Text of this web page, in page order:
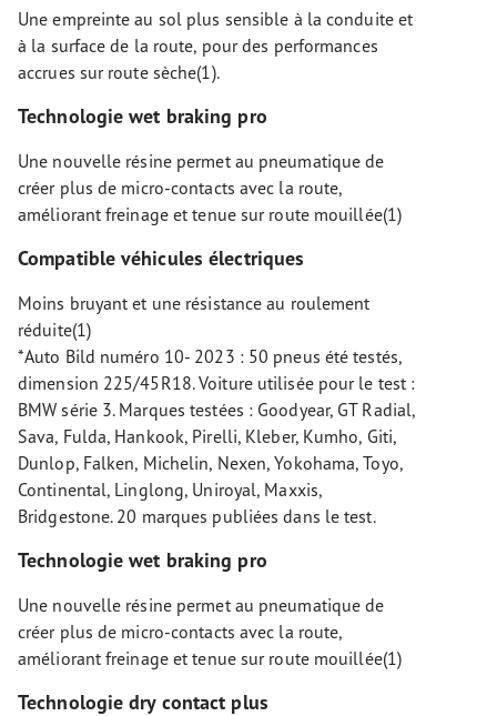
Une empreinte au sol plus sensible à la conduite et
à la surface de la route, pour des performances
accrues sur route sèche(1).
Technologie wet braking pro
Une nouvelle résine permet au pneumatique de
créer plus de micro-contacts avec la route,
améliorant freinage et tenue sur route mouillée(1)
Compatible véhicules électriques
Moins bruyant et une résistance au roulement
réduite(1)
*Auto Bild numéro 10- 2023 : 50 pneus été testés,
dimension 225/45R18. Voiture utilisée pour le test :
BMW série 3. Marques testées : Goodyear, GT Radial,
Sava, Fulda, Hankook, Pirelli, Kleber, Kumho, Giti,
Dunlop, Falken, Michelin, Nexen, Yokohama, Toyo,
Continental, Linglong, Uniroyal, Maxxis,
Bridgestone. 20 marques publiées dans le test.
Technologie wet braking pro
Une nouvelle résine permet au pneumatique de
créer plus de micro-contacts avec la route,
améliorant freinage et tenue sur route mouillée(1)
Technologie dry contact plus